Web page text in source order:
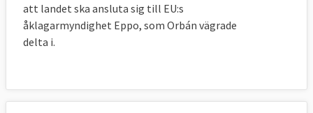
att landet ska ansluta sig till EU:s
åklagarmyndighet Eppo, som Orbán vägrade
delta i.